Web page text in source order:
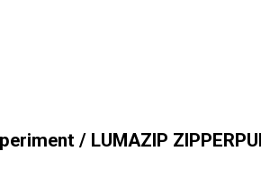
/ LUMAZIP